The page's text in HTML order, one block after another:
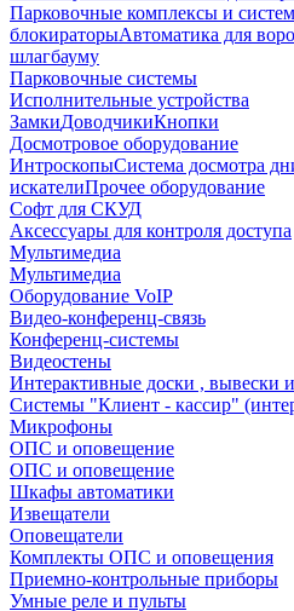
Парковочные комплексы и
блокираторыАвтоматика для
шлагбауму
Парковочные системы
Исполнительные устройства
ЗамкиДоводчикиКнопки
Досмотровое оборудование
ИнтроскопыСистема досмотра
искателиПрочее оборудование
Софт для СКУД
Аксессуары для контроля доступа
Мультимедиа
Мультимедиа
Оборудование VoIP
Видео-конференц-связь
Конференц-системы
Видеостены
Интерактивные доски , вывески
Системы "Клиент - кассир"
Микрофоны
ОПС и оповещение
ОПС и оповещение
Шкафы автоматики
Извещатели
Оповещатели
Комплекты ОПС и оповещения
Приемно-контрольные приборы
Умные реле и пульты